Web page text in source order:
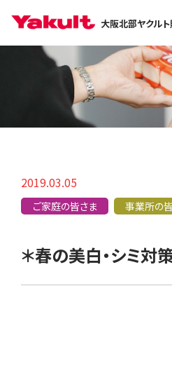
大阪北部ヤクル
2019.03.05
ご家庭の皆さま 事業所の
＊春の美白・シミ対